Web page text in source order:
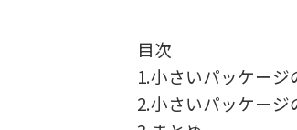
目次
1.小さいパッケージ
2.小さいパッケー